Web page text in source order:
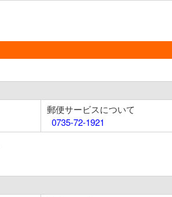
郵便サービスについて
0735-72-1921